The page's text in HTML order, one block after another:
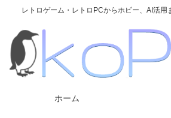
レトロゲーム・レトロPCからホビー、AI活用
ホーム